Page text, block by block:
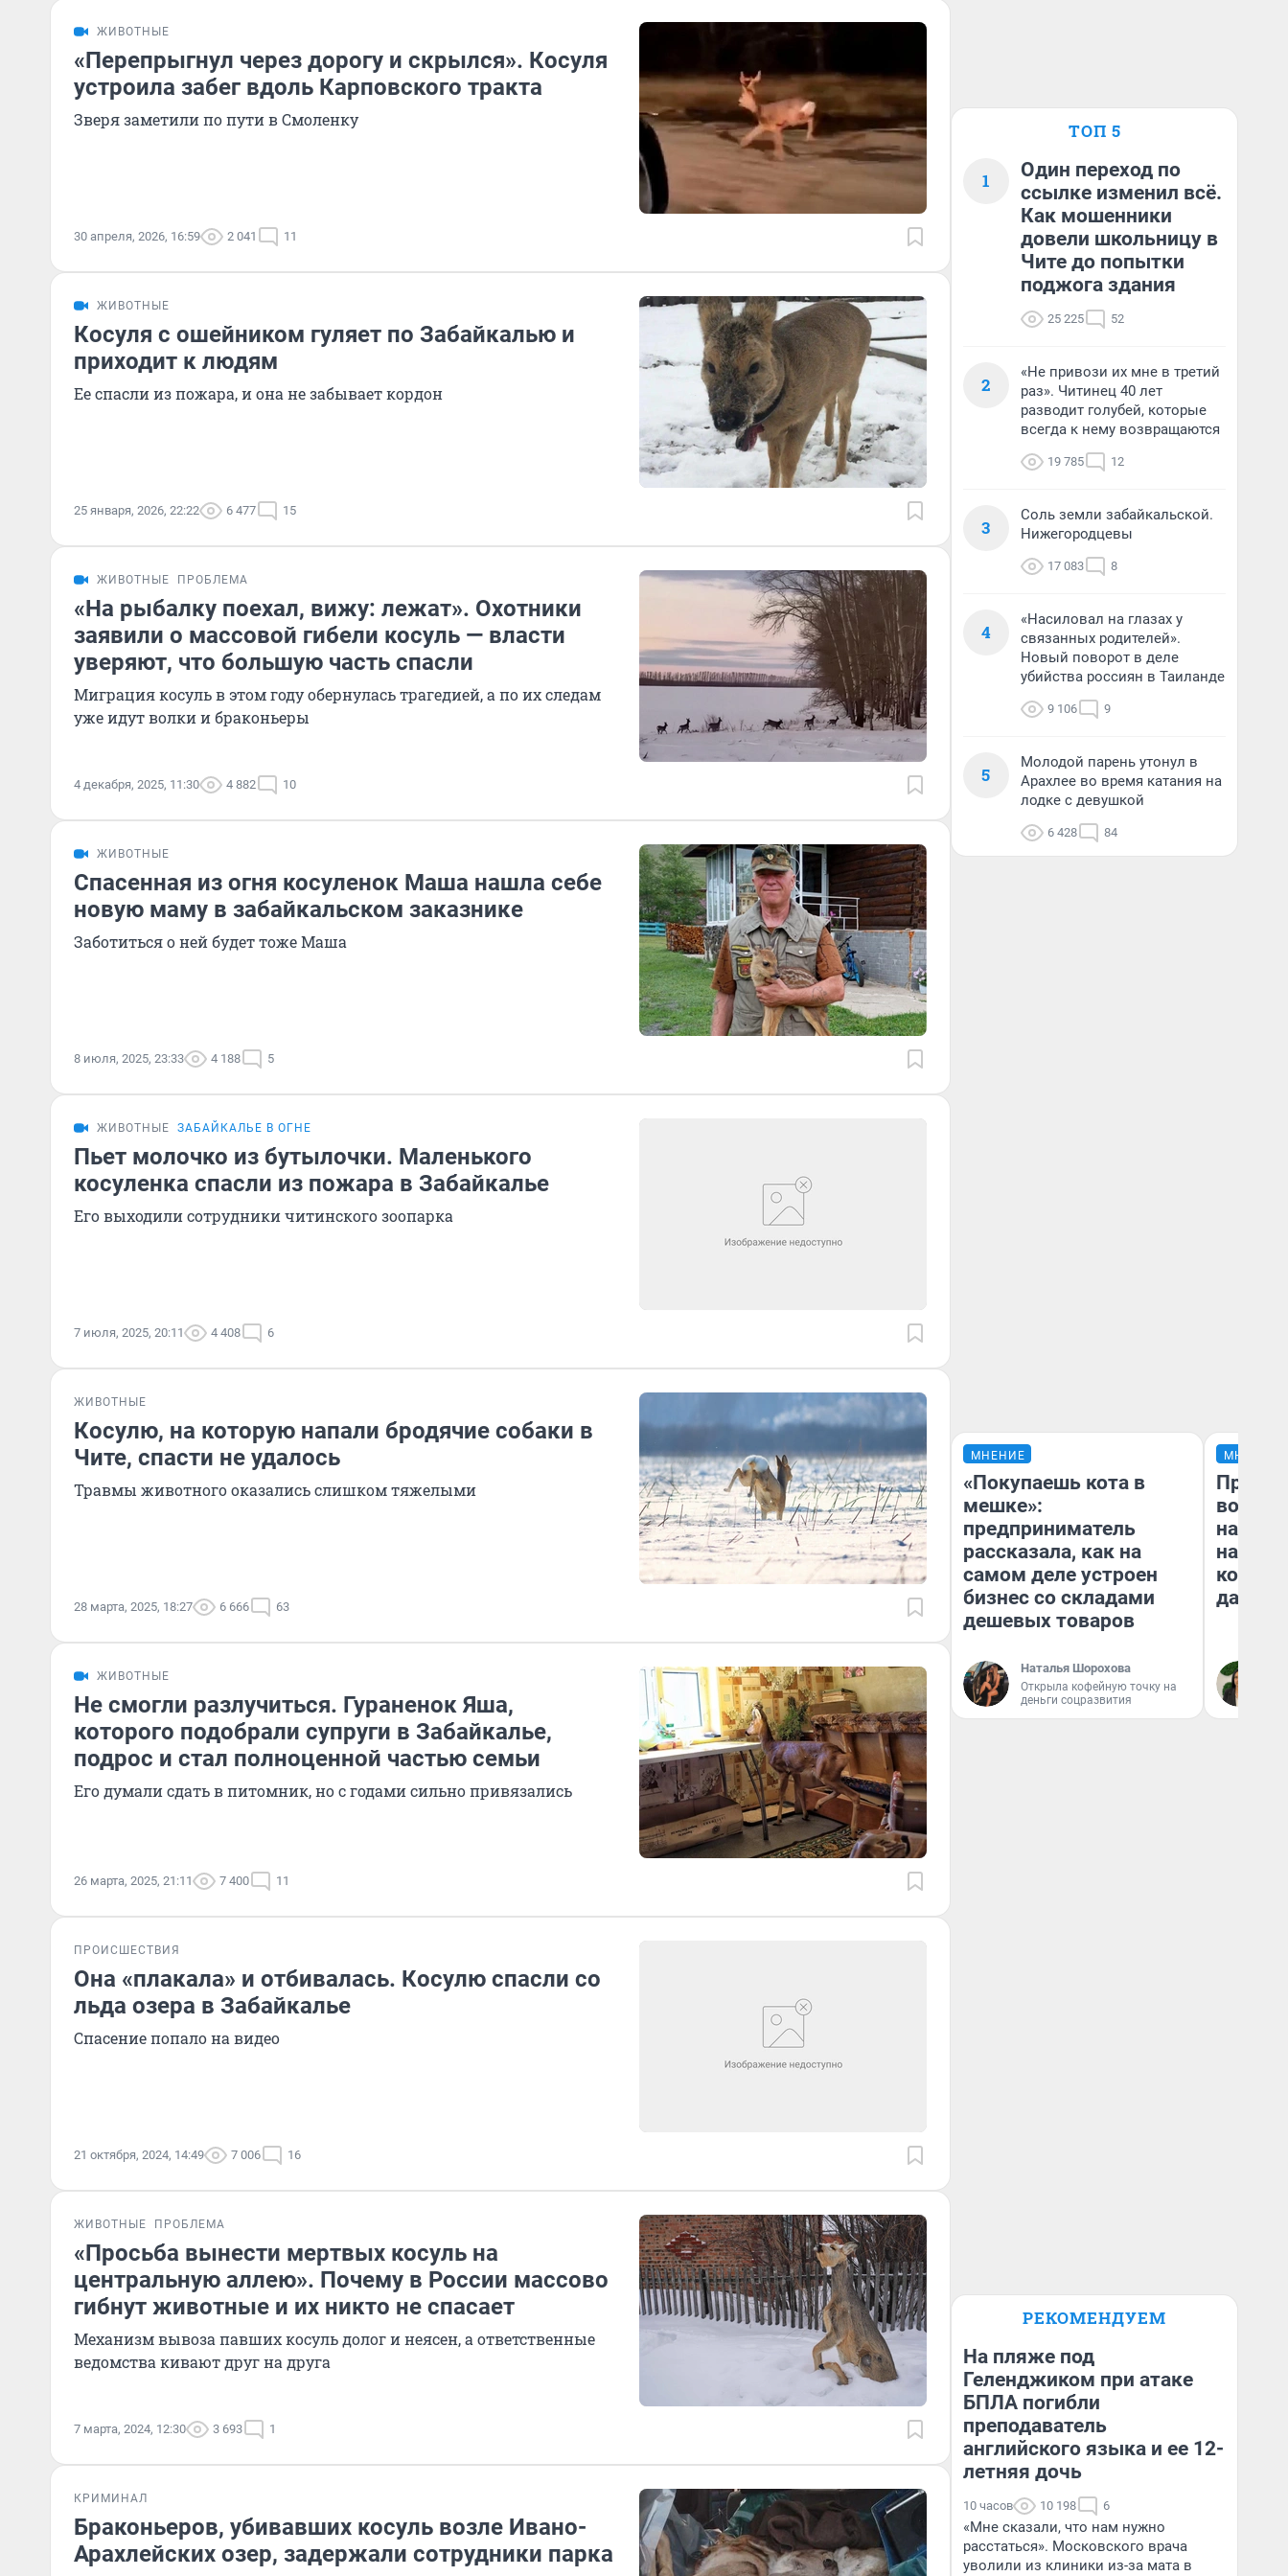
ЖИВОТНЫЕ
«Перепрыгнул через дорогу и скрылся». Косуля
устроила забег вдоль Карповского тракта
Зверя заметили по пути в Смоленку
30 апреля, 2026, 16:59 2 041 11
ЖИВОТНЫЕ
Косуля с ошейником гуляет по Забайкалью и
приходит к людям
Ее спасли из пожара, и она не забывает кордон
25 января, 2026, 22:22 6 477 15
ЖИВОТНЫЕ ПРОБЛЕМА
«На рыбалку поехал, вижу: лежат». Охотники
заявили о массовой гибели косуль — власти
уверяют, что большую часть спасли
Миграция косуль в этом году обернулась трагедией, а по их следам
уже идут волки и браконьеры
4 декабря, 2025, 11:30 4 882 10
ЖИВОТНЫЕ
Спасенная из огня косуленок Маша нашла себе
новую маму в забайкальском заказнике
Заботиться о ней будет тоже Маша
8 июля, 2025, 23:33 4 188 5
ЖИВОТНЫЕ ЗАБАЙКАЛЬЕ В ОГНЕ
Пьет молочко из бутылочки. Маленького
косуленка спасли из пожара в Забайкалье
Его выходили сотрудники читинского зоопарка
7 июля, 2025, 20:11 4 408 6
ЖИВОТНЫЕ
Косулю, на которую напали бродячие собаки в
Чите, спасти не удалось
Травмы животного оказались слишком тяжелыми
28 марта, 2025, 18:27 6 666 63
ЖИВОТНЫЕ
Не смогли разлучиться. Гураненок Яша,
которого подобрали супруги в Забайкалье,
подрос и стал полноценной частью семьи
Его думали сдать в питомник, но с годами сильно привязались
26 марта, 2025, 21:11 7 400 11
ПРОИСШЕСТВИЯ
Она «плакала» и отбивалась. Косулю спасли со
льда озера в Забайкалье
Спасение попало на видео
21 октября, 2024, 14:49 7 006 16
ЖИВОТНЫЕ ПРОБЛЕМА
«Просьба вынести мертвых косуль на
центральную аллею». Почему в России массово
гибнут животные и их никто не спасает
Механизм вывоза павших косуль долог и неясен, а ответственные
ведомства кивают друг на друга
7 марта, 2024, 12:30 3 693 1
КРИМИНАЛ
Браконьеров, убивавших косуль возле Ивано-
Арахлейских озер, задержали сотрудники парка
ТОП 5
1
Один переход по
ссылке изменил всё.
Как мошенники
довели школьницу в
Чите до попытки
поджога здания
25 225 52
2
«Не привози их мне в третий
раз». Читинец 40 лет
разводит голубей, которые
всегда к нему возвращаются
19 785 12
3
Соль земли забайкальской.
Нижегородцевы
17 083 8
4
«Насиловал на глазах у
связанных родителей».
Новый поворот в деле
убийства россиян в Таиланде
9 106 9
5
Молодой парень утонул в
Арахлее во время катания на
лодке с девушкой
6 428 84
МНЕНИЕ
«Покупаешь кота в
мешке»:
предприниматель
рассказала, как на
самом деле устроен
бизнес со складами
дешевых товаров
Наталья Шорохова
Открыла кофейную точку на
деньги соцразвития
МНЕНИЕ
нам
даже
РЕКОМЕНДУЕМ
На пляже под
Геленджиком при атаке
БПЛА погибли
преподаватель
английского языка и ее 12-
летняя дочь
10 часов 10 198 6
«Мне сказали, что нам нужно
расстаться». Московского врача
уволили из клиники из-за мата в